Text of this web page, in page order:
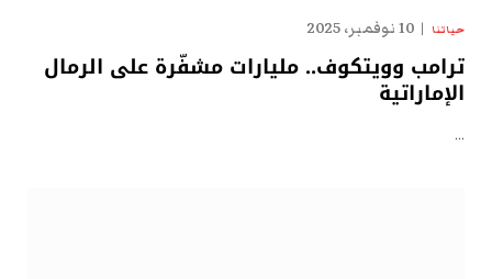
حياتنا 10 نوفمبر، 2025
ترامب وويتكوف.. مليارات مشفّرة على الرمال
الإماراتية
…